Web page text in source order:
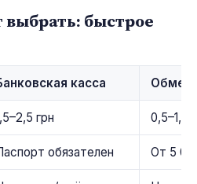
быстрое
касса
грн 0,5–1,5
обязателен От 5